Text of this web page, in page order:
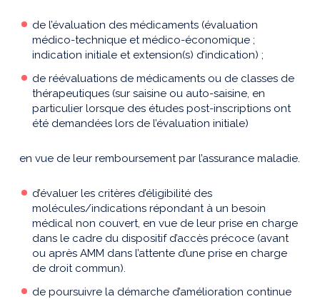
de l’évaluation des médicaments (évaluation
médico-technique et médico-économique ;
indication initiale et extension(s) d’indication) ;
de réévaluations de médicaments ou de classes de
thérapeutiques (sur saisine ou auto-saisine, en
particulier lorsque des études post-inscriptions ont
été demandées lors de l’évaluation initiale)
en vue de leur remboursement par l’assurance maladie.
d’évaluer les critères d’éligibilité des
molécules/indications répondant à un besoin
médical non couvert, en vue de leur prise en charge
dans le cadre du dispositif d’accès précoce (avant
ou après AMM dans l’attente d’une prise en charge
de droit commun).
de poursuivre la démarche d’amélioration continue